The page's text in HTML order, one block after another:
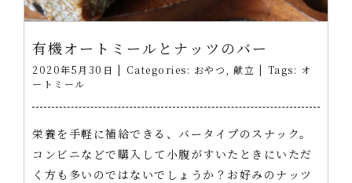
有機オートミールとナッツのバー
2020年5月30日 | Categories: おやつ 献立 | Tags: オ
ートミール
栄養を手軽に補給できる、バータイプのスナック。
コンビニなどで購入して小腹がすいたときにいただ
く方も多いのではないでしょうか？お好みのナッツ